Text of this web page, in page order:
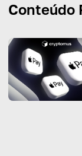
Conteúdo